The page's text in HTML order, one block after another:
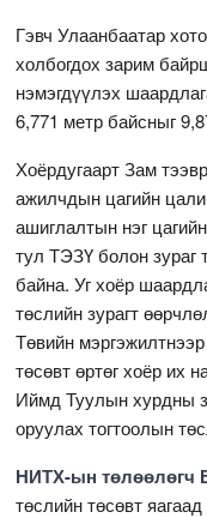
Гэвч Улаанбаатар
холбогдох зарим
нэмэгдүүлэх
6,771 метр байсныг
Хоёрдугаарт Зам
ажилчдын цагийн
ашиглалтын нэг
тул ТЭЗҮ болон зураг
байна. Уг хоёр
төслийн зурагт
Төвийн
төсөвт өртөг хоёр их
Иймд Туулын хурдны
оруулах тогтоолын
НИТХ-ын төлөөлөгч
төслийн төсөвт